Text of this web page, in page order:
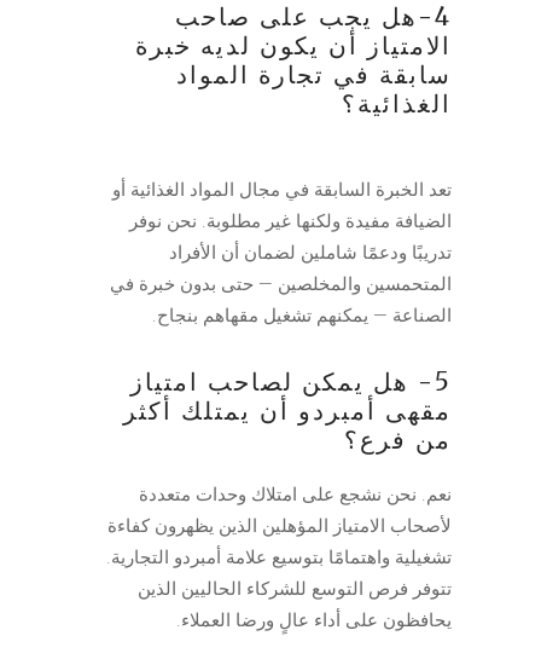
4-هل يجب على صاحب
الامتياز أن يكون لديه خبرة
سابقة في تجارة المواد
الغذائية؟
تعد الخبرة السابقة في مجال المواد الغذائية أو
الضيافة مفيدة ولكنها غير مطلوبة. نحن نوفر
تدريبًا ودعمًا شاملين لضمان أن الأفراد
المتحمسين والمخلصين — حتى بدون خبرة في
الصناعة — يمكنهم تشغيل مقهاهم بنجاح.
5- هل يمكن لصاحب امتياز
مقهى أمبردو أن يمتلك أكثر
من فرع؟
نعم. نحن نشجع على امتلاك وحدات متعددة
لأصحاب الامتياز المؤهلين الذين يظهرون كفاءة
تشغيلية واهتمامًا بتوسيع علامة أمبردو التجارية.
تتوفر فرص التوسع للشركاء الحاليين الذين
يحافظون على أداء عالٍ ورضا العملاء.